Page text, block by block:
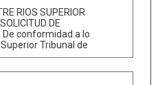
RIOS SUPERIOR
DE
De conformidad a lo
Tribunal de